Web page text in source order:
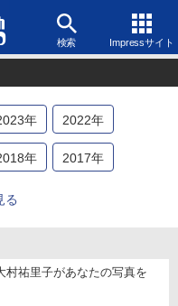
検索 Impressサイト
年 2022年
年 2017年
る
村祐里子があなたの写真を